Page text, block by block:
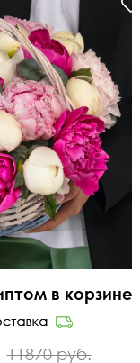
в корзине
11870 руб.